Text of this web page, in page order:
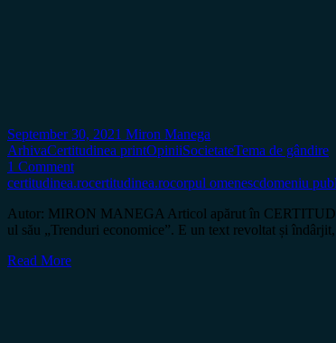
September 30, 2021 Miron Manega
ArhivaCertitudinea printOpiniiSocietateTema de gândire
1 Comment
certitudinea.rocertitudinea.rocorpul omenescdomeniu
Autor: MIRON MANEGA Articol apărut în
ul său „Trenduri economice”. E un text revoltat și
Read More